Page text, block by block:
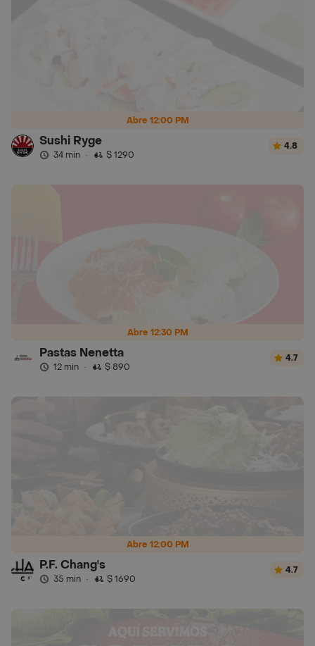
Abre 12:00 PM
Sushi Ryge
34 min · $ 1290
4.8
Abre 12:30 PM
Pastas Nenetta
12 min · $ 890
4.7
Abre 12:00 PM
P.F. Chang's
35 min · $ 1690
4.7